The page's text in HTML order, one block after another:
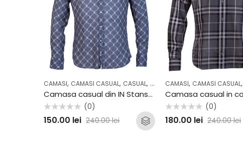
CAMASI, CAMASI CASUAL, CASUAL, COLECTII,OUTLET
Camasa casual din IN Stansfield SS2051CS
la
(0)
150.00 lei 240.00lei
CAMASI, CAMASI CASUAL,
la
(0)
180.00 lei 240.00lei